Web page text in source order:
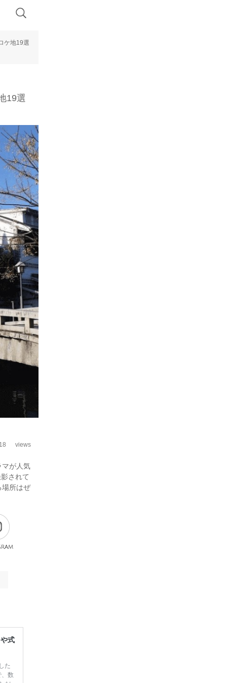
ケ地19選
19選
views
マが人気
されて
場所はぜ
式
た
数